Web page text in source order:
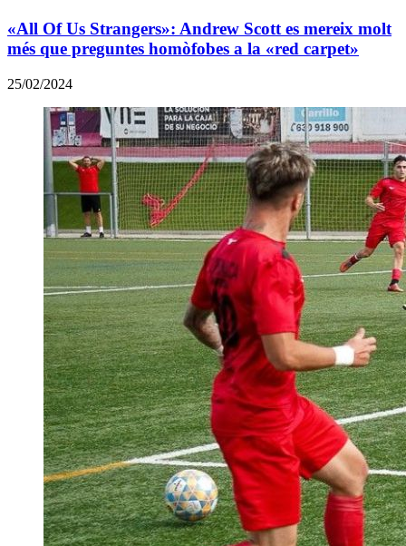
«All Of Us Strangers»: Andrew Scott es mereix molt
més que preguntes homòfobes a la «red carpet»
25/02/2024